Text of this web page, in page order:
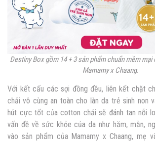
Destiny Box gồm 14 + 3 sản phẩm chuẩn mềm
Mamamy x Chaang.
Với kết cấu các sợi đồng đều, liên kết chặt
chải vô cùng an toàn cho làn da trẻ sinh non
hút cực tốt của cotton chải sẽ đánh tan nỗi
vấn đề về sức khỏe của da như hăm, mẫn,
vào sản phẩm của Mamamy x Chaang, mẹ